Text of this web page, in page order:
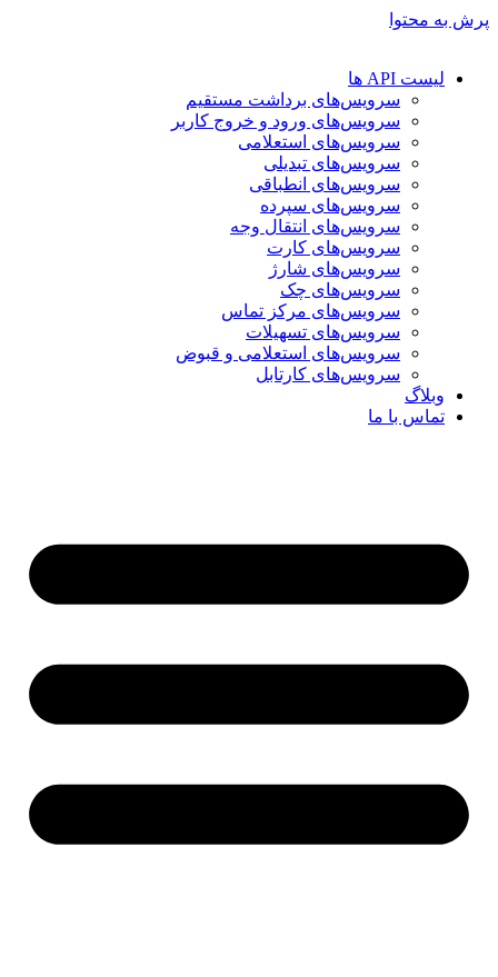
پرش به محتوا
لیست API ها
سرویس‌های برداشت مستقیم
سرویس‌های ورود و خروج کاربر
سرویس‌های استعلامی
سرویس‌های تبدیلی
سرویس‌های انطباقی
سرویس‌های سپرده
سرویس‌های انتقال وجه
سرویس‌های کارت
سرویس‌های شارژ
سرویس‌های چک
سرویس‌های مرکز تماس
سرویس‌های تسهیلات
سرویس‌های استعلامی و قبوض
سرویس‌های کارتابل
وبلاگ
تماس با ما